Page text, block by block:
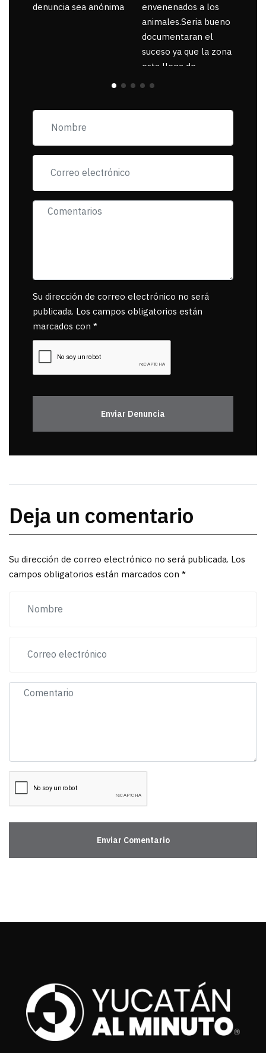
denuncia sea anónima
envenenados a los
animales.Seria bueno
documentaran el
suceso ya que la zona
esta llena de
pancartas de
exigiendo al asesino
muerta.
Su dirección de correo electrónico no será
publicada. Los campos obligatorios están
marcados con *
Enviar Denuncia
Deja un comentario
Su dirección de correo electrónico no será publicada. Los
campos obligatorios están marcados con *
Enviar Comentario